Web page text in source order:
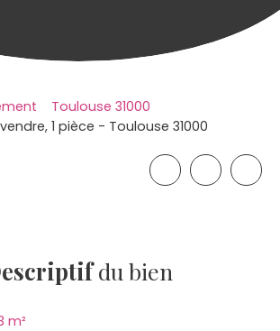
Toulouse 31000
1 pièce - Toulouse 31000
du bien
m²